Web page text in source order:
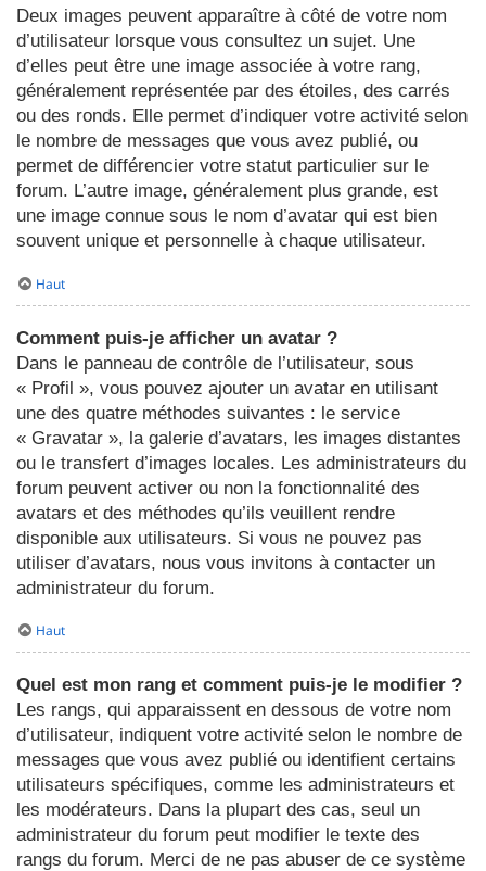
Deux images peuvent apparaître à côté de votre nom
d’utilisateur lorsque vous consultez un sujet. Une
d’elles peut être une image associée à votre rang,
généralement représentée par des étoiles, des carrés
ou des ronds. Elle permet d’indiquer votre activité selon
le nombre de messages que vous avez publié, ou
permet de différencier votre statut particulier sur le
forum. L’autre image, généralement plus grande, est
une image connue sous le nom d’avatar qui est bien
souvent unique et personnelle à chaque utilisateur.
Haut
Comment puis-je afficher un avatar ?
Dans le panneau de contrôle de l’utilisateur, sous
« Profil », vous pouvez ajouter un avatar en utilisant
une des quatre méthodes suivantes : le service
« Gravatar », la galerie d’avatars, les images distantes
ou le transfert d’images locales. Les administrateurs du
forum peuvent activer ou non la fonctionnalité des
avatars et des méthodes qu’ils veuillent rendre
disponible aux utilisateurs. Si vous ne pouvez pas
utiliser d’avatars, nous vous invitons à contacter un
administrateur du forum.
Haut
Quel est mon rang et comment puis-je le modifier ?
Les rangs, qui apparaissent en dessous de votre nom
d’utilisateur, indiquent votre activité selon le nombre de
messages que vous avez publié ou identifient certains
utilisateurs spécifiques, comme les administrateurs et
les modérateurs. Dans la plupart des cas, seul un
administrateur du forum peut modifier le texte des
rangs du forum. Merci de ne pas abuser de ce système